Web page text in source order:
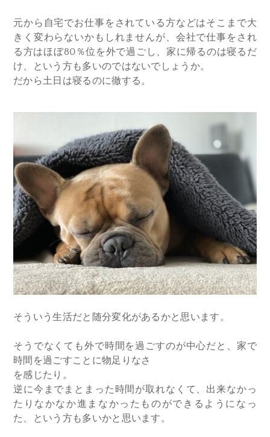
元から自宅でお仕事をされている方などはそこまで大
きく変わらないかもしれませんが、会社で仕事をされ
る方はほぼ80％位を外で過ごし、家に帰るのは寝るだ
け、という方も多いのではないでしょうか。
だから土日は寝るのに徹する。
そういう生活だと随分変化があるかと思います。
そうでなくても外で時間を過ごすのが中心だと、家で
時間を過ごすことに物足りなさ
を感じたり。
逆に今までまとまった時間が取れなくて、出来なかっ
たりなかなか進まなかったものができるようになっ
た、という方も多いかと思います。